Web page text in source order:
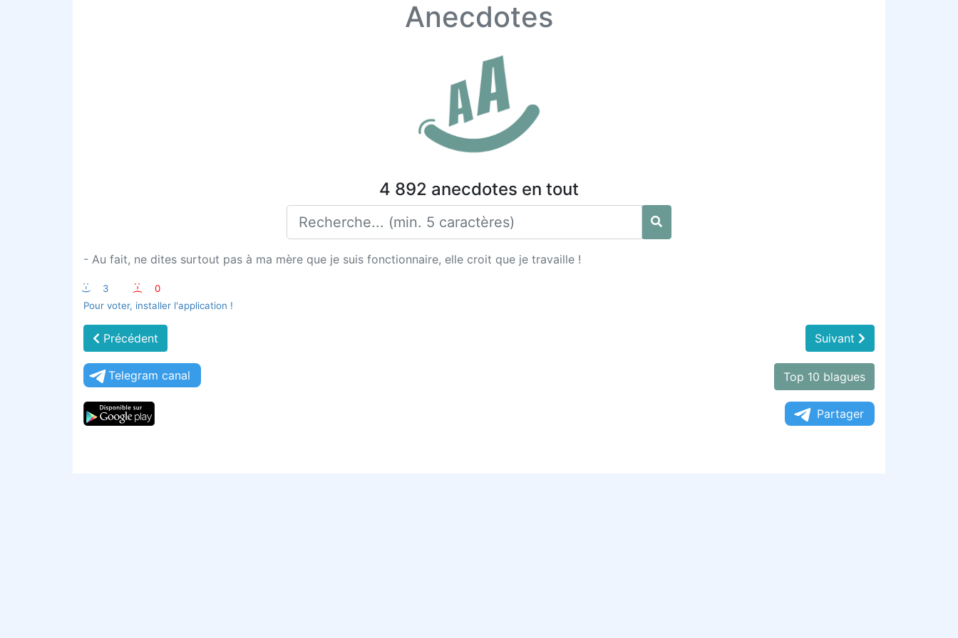
Anecdotes
4 892 anecdotes en tout
- Au fait, ne dites surtout pas à ma mère que je suis fonctionnaire, elle croit que je travaille !
:-) 3 :-(
0
Pour voter, installer l'application !
Précédent Suivant
Telegram canal Top 10 blagues
Partager